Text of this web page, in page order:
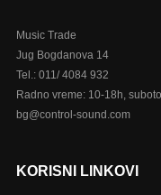
Music Trade
Jug Bogdanova 14
Tel.: 011/ 4084 932
Radno vreme: 10-18h,
bg@control-sound.com
KORISNI LINKOVI